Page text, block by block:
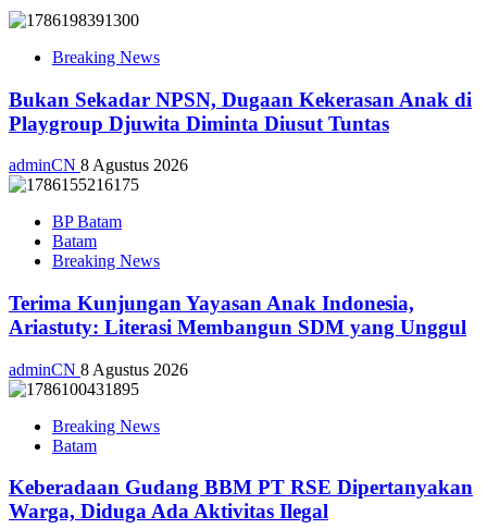
Breaking News
Bukan Sekadar NPSN, Dugaan Kekerasan Anak di
Playgroup Djuwita Diminta Diusut Tuntas
adminCN 8 Agustus 2026
BP Batam
Batam
Breaking News
Terima Kunjungan Yayasan Anak Indonesia,
Ariastuty: Literasi Membangun SDM yang Unggul
adminCN 8 Agustus 2026
Breaking News
Batam
Keberadaan Gudang BBM PT RSE Dipertanyakan
Warga, Diduga Ada Aktivitas Ilegal